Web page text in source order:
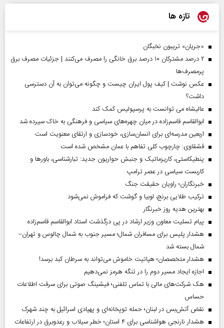
تازه ها
«جریان» تریبون نخبگان
۲ درصد مشترکان ۱۰ درصد برق خانگی را مصرف می‌کنند | جزئیات مصرف برق
پرمصرف‌ها
عکس نوشت | کیف پول ایران چیست و چگونه می‌توان به آن دسترسی
داشت؟
عالیشاه می توانست به پرسپولیس کمک کند
ابوالقاسم قاسم‌زاده در میان چهره‌های سیاسی و فرهنگی به خاک سپرده شد
اربعین مدرسه‌ای برای انسان‌سازی، خودسازی و ارتقای معنویت است
قشقاوی: چارچوب کلی تفاهم با عمان مشخص شده است
پنطیکاستی، کاریزماتیک و جنبش حواریون جدید: تبارشناسی، باور‌ها و
کاربست سیاسی در عصر ترامپ
خبرنگاران؛ راویان حقیقت جنگ
ترکیب طلایی برنج، لوبیا و گوشت که فراموش نمی‌شود
بهترین هدیه روز خبرنگار
پیام تسلیت معاون وزیر ارشاد در پی درگذشت استاد ابوالقاسم قاسم‌زاده
هشدار پلیس برای مسافران شمال؛ مسیر جنوب به شمال چالوس و تهران–
شمال بسته شد
هشدار متخصصان؛ هپاتیت خاموش می‌تواند به سرطان کبد برسد!
اجازه ایجاد مسیر دوم را در تنگه هرمز نمی‌دهیم
هک شرکت‌های مالی با تماس تلفنی؛ فیشینگ صوتی برای سرقت اطلاعات
حساس
نقض آتش‌بس در لبنان؛ حمله توپخانه‌ای و پهپادی اسرائیل به چند شهرک
هشدار نارنجی هواشناسی برای ۴ استان؛ خطر سیلاب و رعدوبرق در ارتفاعات